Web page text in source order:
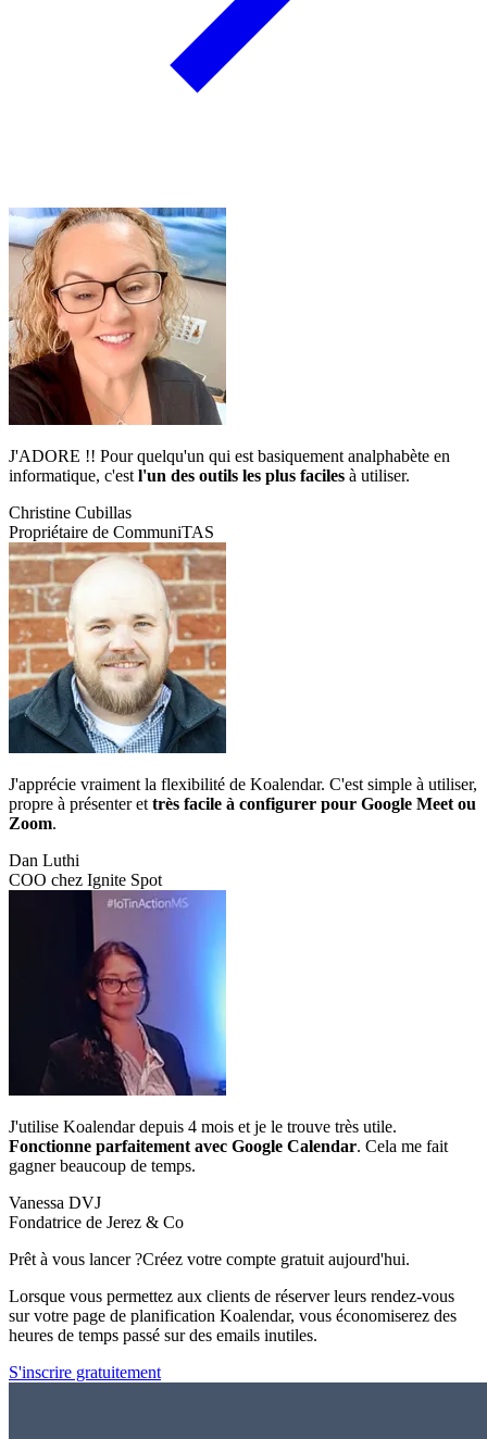
J'ADORE !! Pour quelqu'un qui est basiquement analphabète en
informatique, c'est l'un des outils les plus faciles à utiliser.
Christine Cubillas
Propriétaire de CommuniTAS
J'apprécie vraiment la flexibilité de Koalendar. C'est simple à utiliser,
propre à présenter et très facile à configurer pour Google Meet ou
Zoom.
Dan Luthi
COO chez Ignite Spot
J'utilise Koalendar depuis 4 mois et je le trouve très utile.
Fonctionne parfaitement avec Google Calendar. Cela me fait
gagner beaucoup de temps.
Vanessa DVJ
Fondatrice de Jerez & Co
Prêt à vous lancer ?Créez votre compte gratuit aujourd'hui.
Lorsque vous permettez aux clients de réserver leurs rendez-vous
sur votre page de planification Koalendar, vous économiserez des
heures de temps passé sur des emails inutiles.
S'inscrire gratuitement